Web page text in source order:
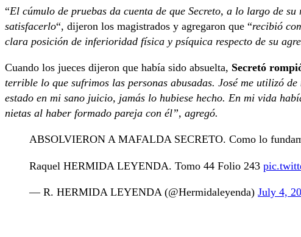
“El cúmulo de pruebas da cuenta de que Secreto, a lo largo de
satisfacerlo“, dijeron los magistrados y agregaron que “recibió
clara posición de inferioridad física y psíquica respecto de su
Cuando los jueces dijeron que había sido absuelta, Secretó
terrible lo que sufrimos las personas abusadas. José me utilizó
estado en mi sano juicio, jamás lo hubiese hecho. En mi vida
nietas al haber formado pareja con él”, agregó.
ABSOLVIERON A MAFALDA SECRETO. Como lo
Raquel HERMIDA LEYENDA. Tomo 44 Folio 243
— R. HERMIDA LEYENDA (@Hermidaleyenda) July 4,